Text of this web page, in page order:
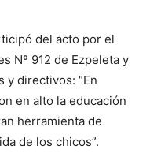
del acto por el
Nº 912 de Ezpeleta y
y directivos: “En
en alto la educación
herramienta de
de los chicos”.